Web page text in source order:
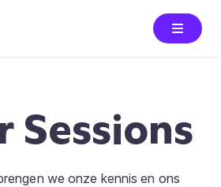
Sessions
we onze kennis en ons